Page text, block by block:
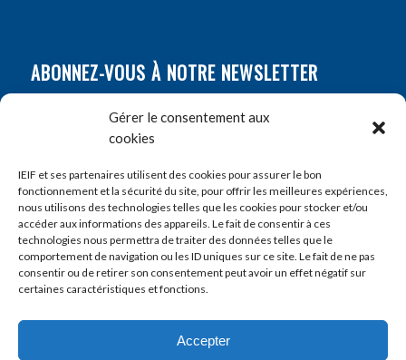
Gérer le consentement aux
cookies
IEIF et ses partenaires utilisent des cookies pour assurer le bon
fonctionnement et la sécurité du site, pour offrir les meilleures expériences,
nous utilisons des technologies telles que les cookies pour stocker et/ou
accéder aux informations des appareils. Le fait de consentir à ces
technologies nous permettra de traiter des données telles que le
comportement de navigation ou les ID uniques sur ce site. Le fait de ne pas
consentir ou de retirer son consentement peut avoir un effet négatif sur
certaines caractéristiques et fonctions.
Accepter
ABONNEZ-VOUS À NOTRE NEWSLETTER
Prénom*
E-mail*